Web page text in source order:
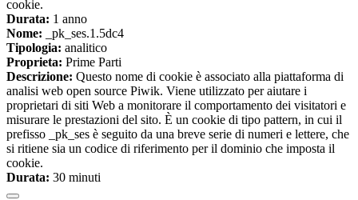
cookie.
Durata: 1 anno
Nome: _pk_ses.1.5dc4
Tipologia: analitico
Proprieta: Prime Parti
Descrizione: Questo nome di cookie è associato alla piattaforma di
analisi web open source Piwik. Viene utilizzato per aiutare i
proprietari di siti Web a monitorare il comportamento dei visitatori e
misurare le prestazioni del sito. È un cookie di tipo pattern, in cui il
prefisso _pk_ses è seguito da una breve serie di numeri e lettere, che
si ritiene sia un codice di riferimento per il dominio che imposta il
cookie.
Durata: 30 minuti